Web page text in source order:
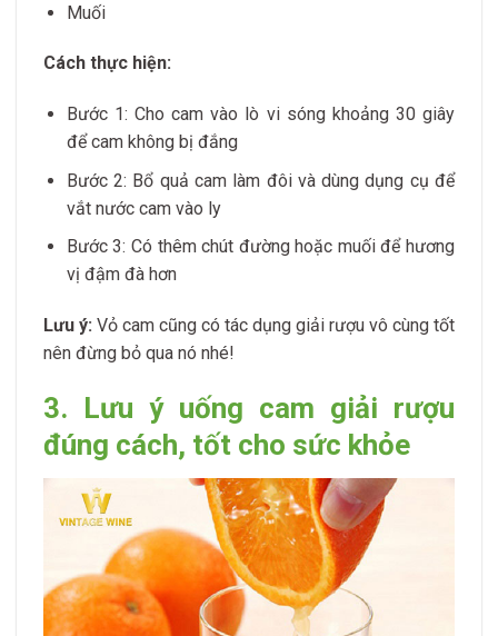
Muối
Cách thực hiện:
Bước 1: Cho cam vào lò vi sóng khoảng 30 giây
để cam không bị đắng
Bước 2: Bổ quả cam làm đôi và dùng dụng cụ để
vắt nước cam vào ly
Bước 3: Có thêm chút đường hoặc muối để hương
vị đậm đà hơn
Lưu ý: Vỏ cam cũng có tác dụng giải rượu vô cùng tốt
nên đừng bỏ qua nó nhé!
3. Lưu ý uống cam giải rượu
đúng cách, tốt cho sức khỏe